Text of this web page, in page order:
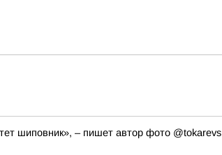
шиповник», – пишет автор фото @tokarevs